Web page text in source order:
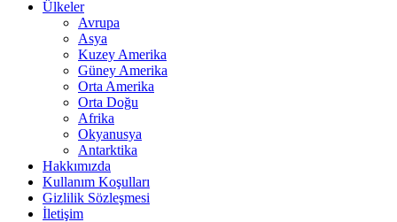
Ülkeler
Avrupa
Asya
Kuzey Amerika
Güney Amerika
Orta Amerika
Orta Doğu
Afrika
Okyanusya
Antarktika
Hakkımızda
Kullanım Koşulları
Gizlilik Sözleşmesi
İletişim